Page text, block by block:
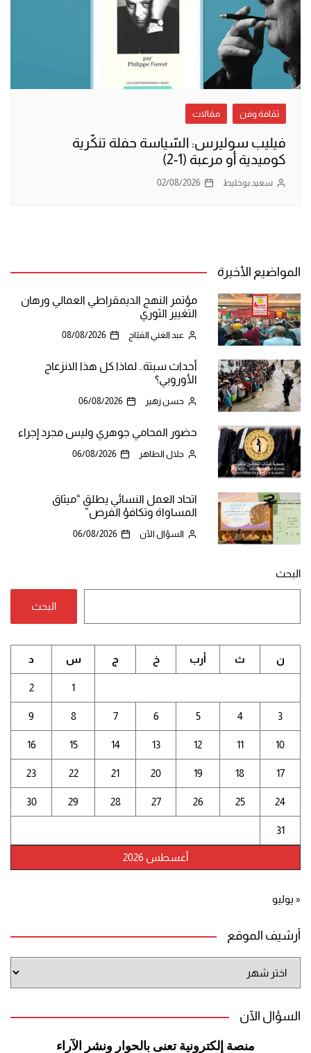
ثقافة وفن مقالات
فيليب سوليرس: السّياسة حفلة تنكّرية
كوميدية أو مرعبة (1-2)
سعيد بوخليط 02/08/2026
المواضيع الأخيرة
مؤتمر النهج الديمقراطي العمالي ورهان
التغيير الثوري
عبد الغني القبّاج 08/08/2026
أحداث سبتة.. لماذا كل هذا الانزعاج
الأوروبي؟
حسن زهير 06/08/2026
حضور المحامي جوهري وليس مجرد إجراء
جلال الطاهر 06/08/2026
اتحاد العمل النسائي يطلق “ميثاق
المساواة وتكافؤ الفرص”
السؤال الآن 06/08/2026
البحث
البحث
أغسطس 2026
ن ث أرب خ ج س د
1
2
3
4
5
6
7
8
9
10
11
12
13
14
15
16
17
18
19
20
21
22
23
24
25
26
27
28
29
30
31
« يوليو
أرشيف الموقع
الموقع
السؤال الآن
منصة إلكترونية تعنى بالحوار ونشر الآراء